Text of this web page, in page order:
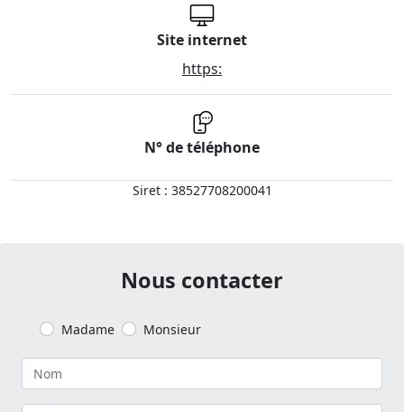
Site internet
https:
N° de téléphone
Siret : 38527708200041
Nous contacter
Madame Monsieur